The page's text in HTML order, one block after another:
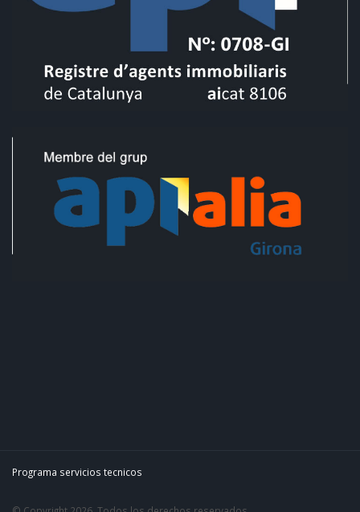
Programa servicios tecnicos